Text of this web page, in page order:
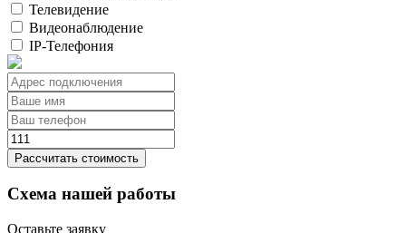
Телевидение
Видеонаблюдение
IP-Телефония
Рассчитать стоимость
Схема нашей работы
Оставьте заявку